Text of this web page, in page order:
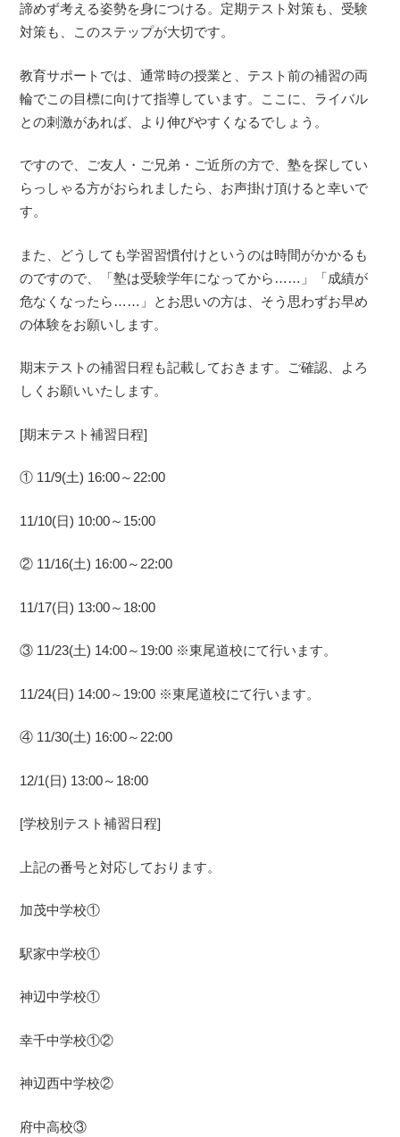
諦めず考える姿勢を身につける。定期テスト対策も、受験
対策も、このステップが大切です。
教育サポートでは、通常時の授業と、テスト前の補習の両
輪でこの目標に向けて指導しています。ここに、ライバル
との刺激があれば、より伸びやすくなるでしょう。
ですので、ご友人・ご兄弟・ご近所の方で、塾を探してい
らっしゃる方がおられましたら、お声掛け頂けると幸いで
す。
また、どうしても学習習慣付けというのは時間がかかるも
のですので、「塾は受験学年になってから……」「成績が
危なくなったら……」とお思いの方は、そう思わずお早め
の体験をお願いします。
期末テストの補習日程も記載しておきます。ご確認、よろ
しくお願いいたします。
[期末テスト補習日程]
① 11/9(土) 16:00～22:00
11/10(日) 10:00～15:00
② 11/16(土) 16:00～22:00
11/17(日) 13:00～18:00
③ 11/23(土) 14:00～19:00 ※東尾道校にて行います。
11/24(日) 14:00～19:00 ※東尾道校にて行います。
④ 11/30(土) 16:00～22:00
12/1(日) 13:00～18:00
[学校別テスト補習日程]
上記の番号と対応しております。
加茂中学校①
駅家中学校①
神辺中学校①
幸千中学校①②
神辺西中学校②
府中高校③